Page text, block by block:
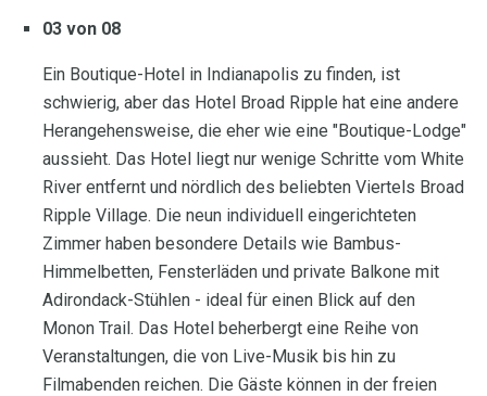
03 von 08
Ein Boutique-Hotel in Indianapolis zu finden, ist
schwierig, aber das Hotel Broad Ripple hat eine andere
Herangehensweise, die eher wie eine "Boutique-Lodge"
aussieht. Das Hotel liegt nur wenige Schritte vom White
River entfernt und nördlich des beliebten Viertels Broad
Ripple Village. Die neun individuell eingerichteten
Zimmer haben besondere Details wie Bambus-
Himmelbetten, Fensterläden und private Balkone mit
Adirondack-Stühlen - ideal für einen Blick auf den
Monon Trail. Das Hotel beherbergt eine Reihe von
Veranstaltungen, die von Live-Musik bis hin zu
Filmabenden reichen. Die Gäste können in der freien